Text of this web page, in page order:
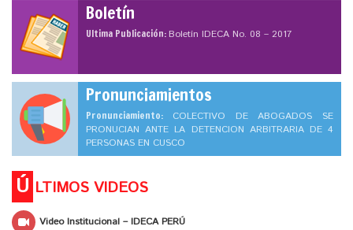
Boletín
Ultima Publicación:Boletín IDECA No. 08 – 2017
Pronunciamientos
Pronunciamiento: COLECTIVO DE ABOGADOS SE
PRONUCIAN ANTE LA DETENCION ARBITRARIA DE 4
PERSONAS EN CUSCO
Ú LTIMOS VIDEOS
Video Institucional – IDECA PERÚ